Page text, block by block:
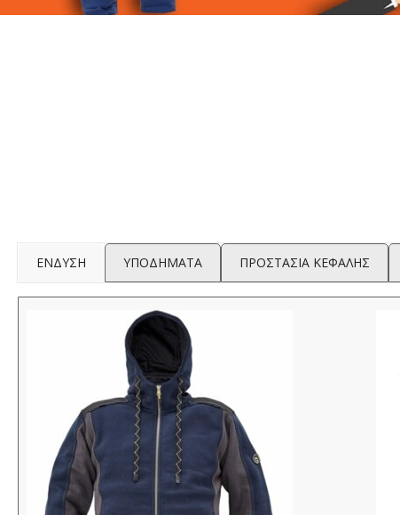
ΕΝΔΥΣΗ ΥΠΟΔΗΜΑΤΑ ΠΡΟΣΤΑΣΙΑ ΚΕΦΑΛΗΣ